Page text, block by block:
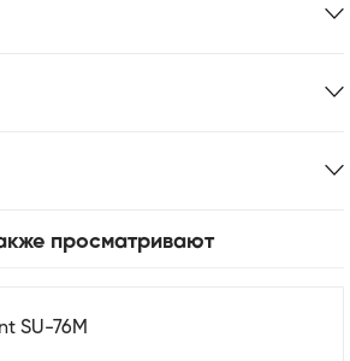
просматривают
SU-76M